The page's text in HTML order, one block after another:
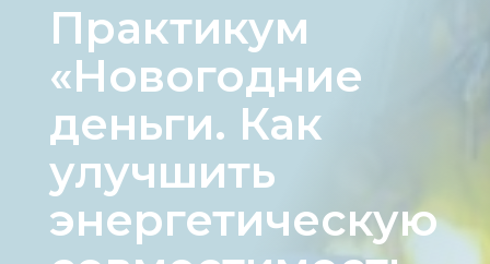
Практикум
«Новогодние
деньги. Как
улучшить
энергетическую